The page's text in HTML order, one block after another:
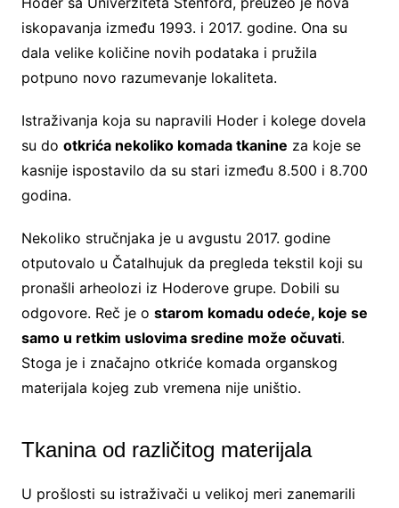
iskopavanja između 1993. i 2017. godine. Ona su
dala velike količine novih podataka i pružila
potpuno novo razumevanje lokaliteta.
Istraživanja koja su napravili Hoder i kolege dovela
su do otkrića nekoliko komada tkanine za koje se
kasnije ispostavilo da su stari između 8.500 i 8.700
godina.
Nekoliko stručnjaka je u avgustu 2017. godine
otputovalo u Čatalhujuk da pregleda tekstil koji su
pronašli arheolozi iz Hoderove grupe. Dobili su
odgovore. Reč je o starom komadu odeće, koje se
samo u retkim uslovima sredine može očuvati.
Stoga je i značajno otkriće komada organskog
materijala kojeg zub vremena nije uništio.
Tkanina od različitog materijala
U prošlosti su istraživači u velikoj meri zanemarili